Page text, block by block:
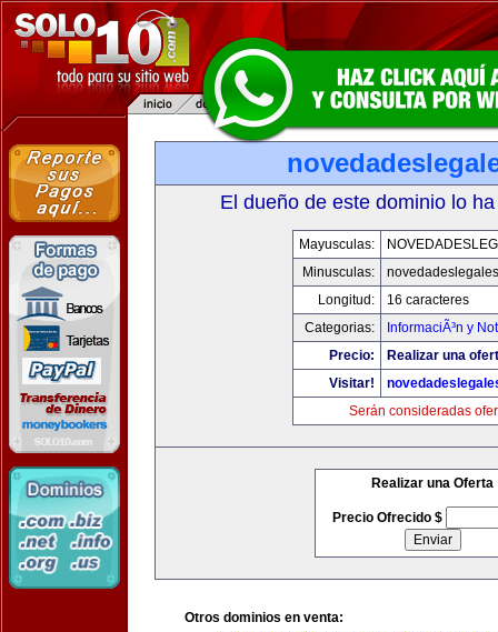
El dueño de este dominio lo
Mayusculas:
Minusculas:
Longitud:
16 caracteres
Categorias:
InformaciÃ³n y
Precio:
Realizar una
Visitar!
Serán consideradas
Realizar una Oferta
Precio Ofrecido $
Otros dominios en venta: